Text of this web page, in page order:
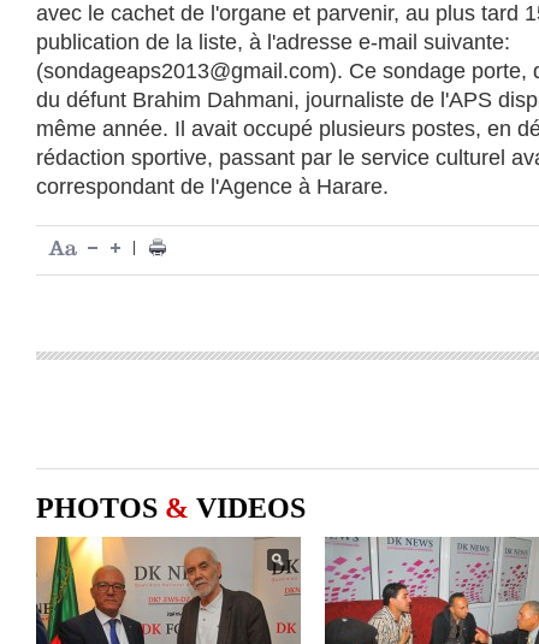
avec le cachet de l'organe et parvenir, au plus tard
publication de la liste, à l'adresse e-mail suivante:
(sondageaps2013@gmail.com). Ce sondage porte,
du défunt Brahim Dahmani, journaliste de l'APS
même année. Il avait occupé plusieurs postes, en
rédaction sportive, passant par le service culturel
correspondant de l'Agence à Harare.
PHOTOS & VIDEOS